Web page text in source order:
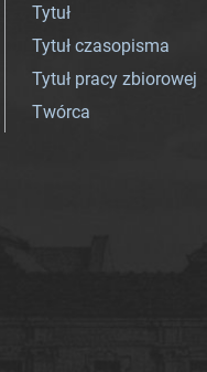
Tytuł
Tytuł czasopisma
Tytuł pracy zbiorowej
Twórca